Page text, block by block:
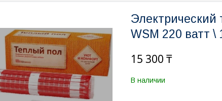
Электрический
WSM 220 ватт \
15 300 ₸
В наличии